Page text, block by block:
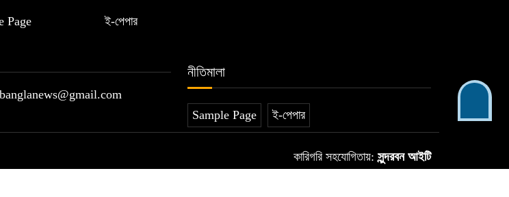
Page ই-পেপার
নীতিমালা
Sample Page ই-পেপার
কারিগরি সহযোগিতায়: সুন্দরবন আইটি